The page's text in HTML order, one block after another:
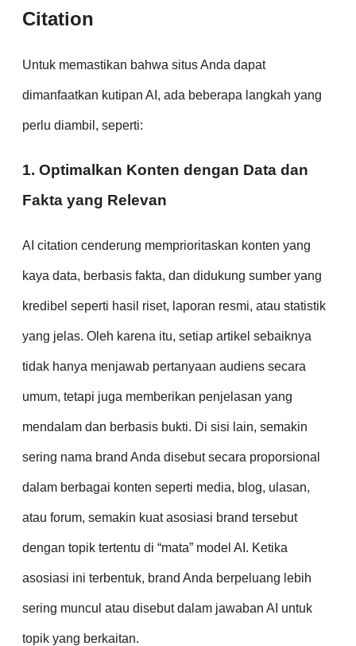
Citation
Untuk memastikan bahwa situs Anda dapat
dimanfaatkan kutipan AI, ada beberapa langkah yang
perlu diambil, seperti:
1. Optimalkan Konten dengan Data dan
Fakta yang Relevan
AI citation cenderung memprioritaskan konten yang
kaya data, berbasis fakta, dan didukung sumber yang
kredibel seperti hasil riset, laporan resmi, atau statistik
yang jelas. Oleh karena itu, setiap artikel sebaiknya
tidak hanya menjawab pertanyaan audiens secara
umum, tetapi juga memberikan penjelasan yang
mendalam dan berbasis bukti. Di sisi lain, semakin
sering nama brand Anda disebut secara proporsional
dalam berbagai konten seperti media, blog, ulasan,
atau forum, semakin kuat asosiasi brand tersebut
dengan topik tertentu di “mata” model AI. Ketika
asosiasi ini terbentuk, brand Anda berpeluang lebih
sering muncul atau disebut dalam jawaban AI untuk
topik yang berkaitan.